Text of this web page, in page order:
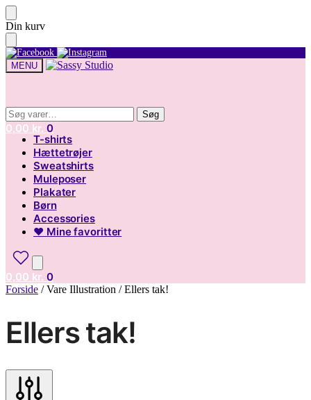
Skip
to
navigation
Skip
to
content
Din kurv
MENU
Søg
efter:
Søg
0,00 kr. 0
Søg
efter:
Søg
T-shirts
Hættetrøjer
Sweatshirts
Muleposer
Plakater
Børn
Accessories
♥ Mine favoritter
0,00 kr. 0
Forside /Vare Illustration /Ellers tak!
Ellers tak!